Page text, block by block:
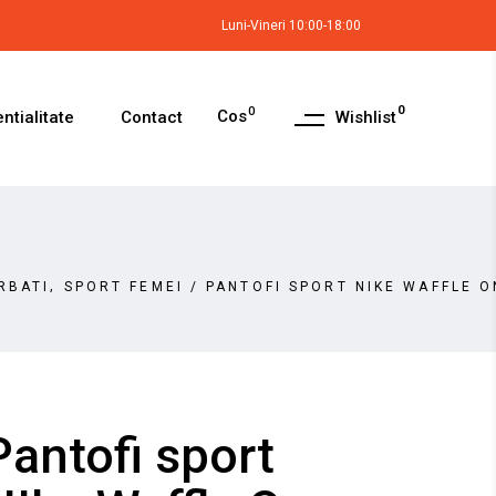
Luni-Vineri 10:00-18:00
Contact Cos0 Wishlist0
, SPORT FEMEI / PANTOFI SPORT NIKE WAFFLE
sport